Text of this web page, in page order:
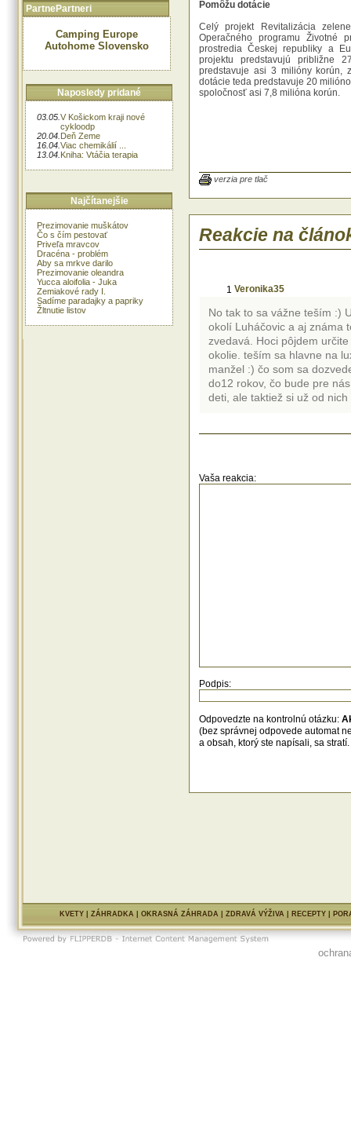
PartnePartneri
Camping Europe
Autohome Slovensko
Naposledy pridané
03.05. V Košickom kraji nové
cykloodp
20.04. Deň Zeme
16.04. Viac chemikálií ...
13.04. Kniha: Vtáčia terapia
Najčítanejšie
Prezimovanie muškátov
Čo s čím pestovať
Priveľa mravcov
Dracéna - problém
Aby sa mrkve darilo
Prezimovanie oleandra
Yucca aloifolia - Juka
Zemiakové rady I.
Sadíme paradajky a papriky
Žltnutie listov
Pomôžu dotácie
Celý projekt Revitalizácia
Operačného programu Životné
prostredia Českej republiky a
projektu predstavujú približne
predstavuje asi 3 milióny korún,
dotácie teda predstavuje 20
spoločnosť asi 7,8 milióna korún.
verzia pre tlač
Reakcie na
1 Veronika35
No tak to sa vážne teším :)
okolí Luháčovic a aj známa
zvedavá. Hoci pôjdem
okolie. teším sa hlavne na
manžel :) čo som sa
do12 rokov, čo bude pre
deti, ale taktiež si už od
Vaša reakcia:
Podpis:
Odpovedzte na kontrolnú otázku:
(bez správnej odpovede automat
a obsah, ktorý ste napísali, sa
KVETY| ZÁHRADKA| OKRASNÁ ZÁHRADA| ZDRAVÁ VÝŽIVA| RECEPTY|